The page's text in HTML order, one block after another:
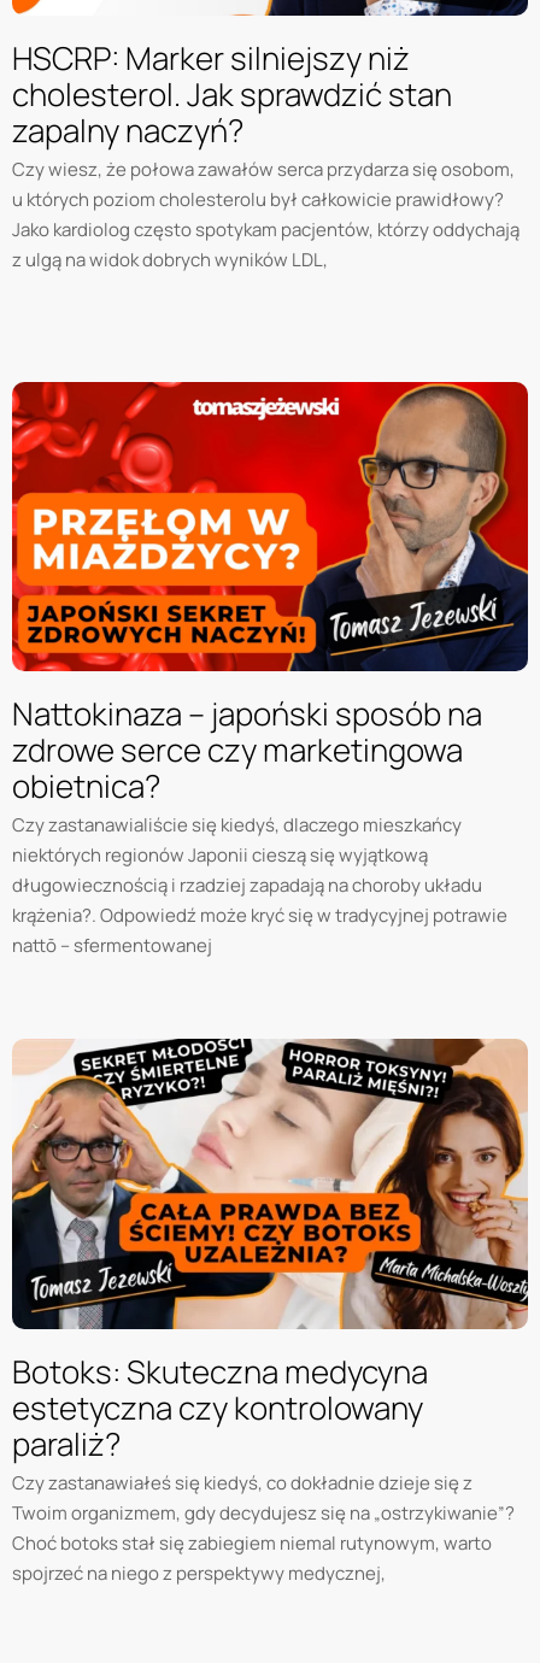
HSCRP: Marker silniejszy niż
cholesterol. Jak sprawdzić stan
zapalny naczyń?
Czy wiesz, że połowa zawałów serca przydarza się osobom,
u których poziom cholesterolu był całkowicie prawidłowy?
Jako kardiolog często spotykam pacjentów, którzy oddychają
z ulgą na widok dobrych wyników LDL,
Nattokinaza – japoński sposób na
zdrowe serce czy marketingowa
obietnica?
Czy zastanawialiście się kiedyś, dlaczego mieszkańcy
niektórych regionów Japonii cieszą się wyjątkową
długowiecznością i rzadziej zapadają na choroby układu
krążenia?. Odpowiedź może kryć się w tradycyjnej potrawie
nattō – sfermentowanej
Botoks: Skuteczna medycyna
estetyczna czy kontrolowany
paraliż?
Czy zastanawiałeś się kiedyś, co dokładnie dzieje się z
Twoim organizmem, gdy decydujesz się na „ostrzykiwanie”?
Choć botoks stał się zabiegiem niemal rutynowym, warto
spojrzeć na niego z perspektywy medycznej,